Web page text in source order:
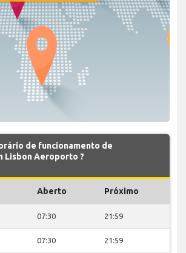
de funcionamento de
Lisbon Aeroporto ?
Aberto Próximo
07:30 21:59
07:30 21:59